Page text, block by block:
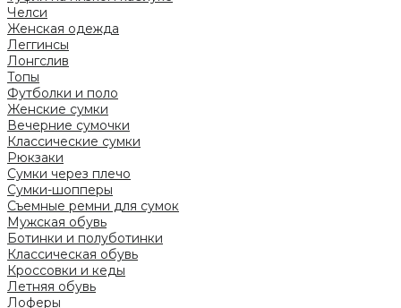
Челси
Женская одежда
Леггинсы
Лонгслив
Топы
Футболки и поло
Женские сумки
Вечерние сумочки
Классические сумки
Рюкзаки
Сумки через плечо
Сумки-шопперы
Съемные ремни для сумок
Мужская обувь
Ботинки и полуботинки
Классическая обувь
Кроссовки и кеды
Летняя обувь
Лоферы